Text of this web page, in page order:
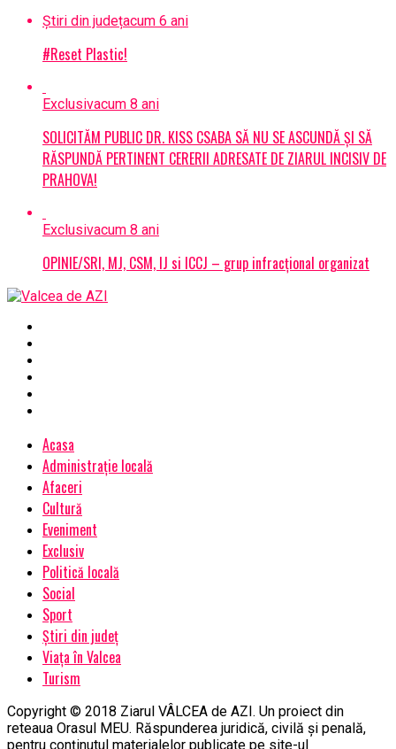
Știri din județacum 6 ani
#Reset Plastic!
Exclusivacum 8 ani
SOLICITĂM PUBLIC DR. KISS CSABA SĂ NU SE ASCUNDĂ ȘI SĂ
RĂSPUNDĂ PERTINENT CERERII ADRESATE DE ZIARUL INCISIV DE
PRAHOVA!
Exclusivacum 8 ani
OPINIE/SRI, MJ, CSM, IJ si ICCJ – grup infracțional organizat
Acasa
Administrație locală
Afaceri
Cultură
Eveniment
Exclusiv
Politică locală
Social
Sport
Știri din județ
Viața în Valcea
Turism
Copyright © 2018 Ziarul VÂLCEA de AZI. Un proiect din
reteaua Orasul MEU. Răspunderea juridică, civilă și penală,
pentru conținutul materialelor publicate pe site-ul